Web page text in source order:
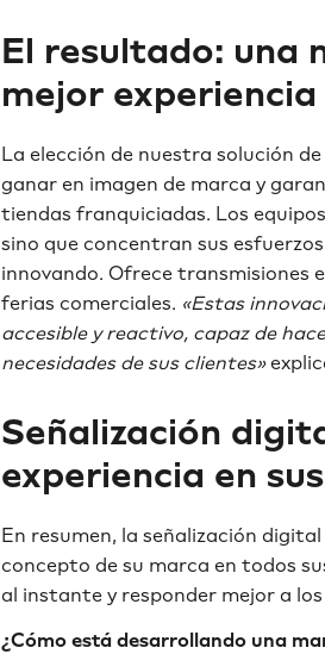
El resultado: una
mejor
La elección de nuestra solución
ganar en imagen de marca y
tiendas franquiciadas. Los
sino que concentran sus
innovando. Ofrece transmisiones
ferias comerciales. «Estas
accesible y reactivo, capaz de
necesidades de sus clientes»
Señalización
experiencia en
En resumen, la señalización
concepto de su marca en todos
al instante y responder mejor a
¿Cómo está desarrollando una